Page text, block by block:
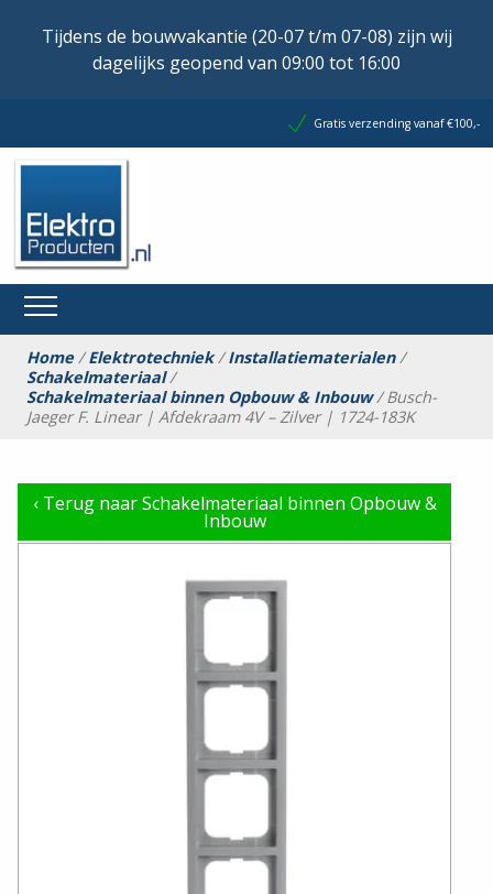
Tijdens de bouwvakantie (20-07 t/m 07-08) zijn wij
dagelijks geopend van 09:00 tot 16:00
Gratis verzending vanaf €100,-
Home/Elektrotechniek/Installatiematerialen/
Schakelmateriaal/
Schakelmateriaal binnen Opbouw & Inbouw/ Busch-
Jaeger F. Linear | Afdekraam 4V – Zilver | 1724-183K
‹Terug naar Schakelmateriaal binnen Opbouw &
Inbouw